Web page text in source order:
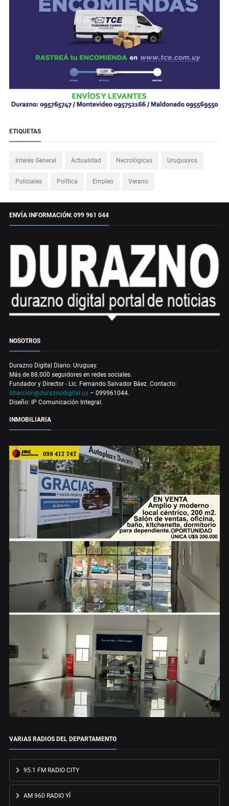
ETIQUETAS
Interés General Actualidad Necrológicas Uruguayos
Policiales Política Empleo Verano
ENVÍA INFORMACIÓN: 099 961 044
NOSOTROS
Durazno Digital Diario. Uruguay.
Más de 88.000 seguidores en redes sociales.
Fundador y Director - Lic. Fernando Salvador Báez. Contacto:
direccion@duraznodigital.uy – 099961044.
Diseño: IP Comunicación Integral.
INMOBILIARIA
VARIAS RADIOS DEL DEPARTAMENTO
95.1 FM RADIO CITY
AM 960 RADIO YÍ